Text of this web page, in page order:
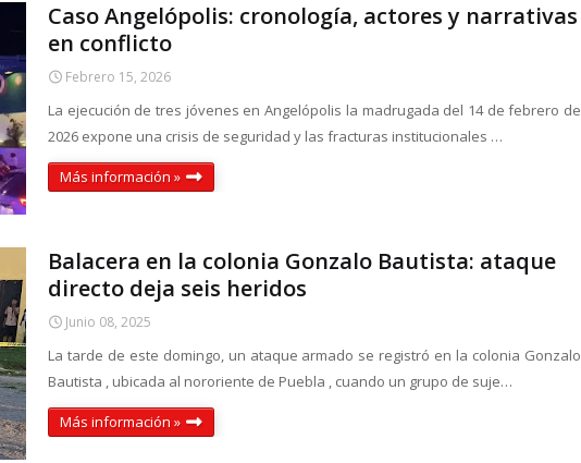
Caso Angelópolis: cronología, actores y narrativas
en conflicto
Febrero 15, 2026
La ejecución de tres jóvenes en Angelópolis la madrugada del 14 de febrero de
2026 expone una crisis de seguridad y las fracturas institucionales …
Más información »
Balacera en la colonia Gonzalo Bautista: ataque
directo deja seis heridos
Junio 08, 2025
La tarde de este domingo, un ataque armado se registró en la colonia Gonzalo
Bautista , ubicada al nororiente de Puebla , cuando un grupo de suje…
Más información »